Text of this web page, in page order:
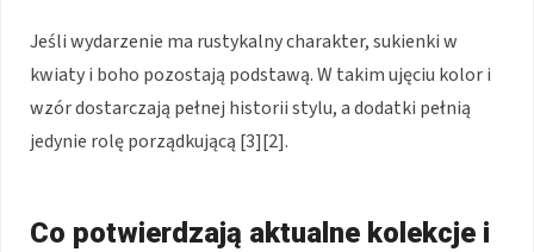
Jeśli wydarzenie ma rustykalny charakter, sukienki w
kwiaty i boho pozostają podstawą. W takim ujęciu kolor i
wzór dostarczają pełnej historii stylu, a dodatki pełnią
jedynie rolę porządkującą [3][2].
Co potwierdzają aktualne kolekcje i